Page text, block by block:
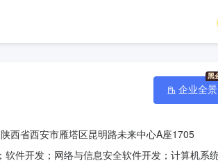
陕西省西安市雁塔区昆明路未来中心A座1705
企业全景